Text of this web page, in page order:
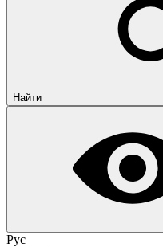
Найти
Рус